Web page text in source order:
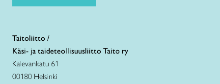
Taitoliitto /
Käsi- ja taideteollisuusliitto Taito ry
Kalevankatu 61
00180 Helsinki